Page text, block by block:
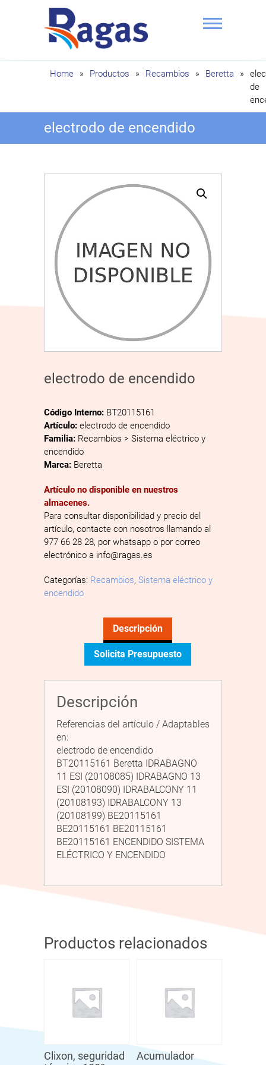
Ragas
Home » Productos » Recambios » Beretta »
de
electrodo de encendido
electrodo de encendido
Código Interno: BT20115161
Artículo: electrodo de encendido
Familia: Recambios > Sistema eléctrico y
encendido
Marca: Beretta
Artículo no disponible en nuestros
almacenes.
Para consultar disponibilidad y precio del
artículo, contacte con nosotros llamando al
977 66 28 28, por whatsapp o por correo
electrónico a info@ragas.es
Categorías: Recambios, Sistema eléctrico y
encendido
Descripción
Solicita Presupuesto
Descripción
Referencias del artículo / Adaptables
en:
electrodo de encendido
BT20115161 Beretta IDRABAGNO
11 ESI (20108085) IDRABAGNO 13
ESI (20108090) IDRABALCONY 11
(20108193) IDRABALCONY 13
(20108199) BE20115161
BE20115161 BE20115161
BE20115161 ENCENDIDO SISTEMA
ELÉCTRICO Y ENCENDIDO
Productos relacionados
Clixon, seguridad
Acumulador